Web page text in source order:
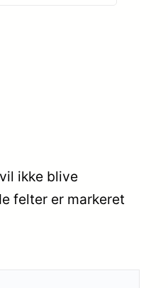
ikke blive
felter er markeret